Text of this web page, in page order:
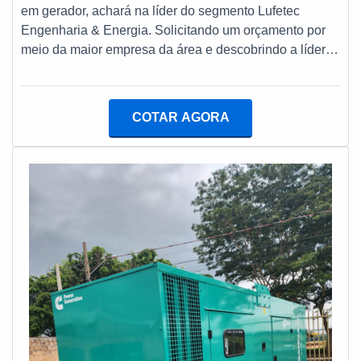
empresa.Isso tudo é a razão pela qual a Lufetec
Engenharia & Energia é uma empresa que preza pela
segurança quando se fala do segmento de manutenção
foco é oferecer tudo que há de mais atual para garantir
a qualidade final para cada cliente.A MELHOR
EMPRESA NO SEGMENTOApenas na Lufetec
para quem deseja achar o que precisa para
manutenção e instalação de grupos geradores e
subestações. São diversas opções de itens oferecidos,
como tanque combustível em aço carbono e instalação
gerador de energia com ótima qualidade e
precisão.Com a organização é possível tirar as suas
dúvidas sobre os serviços do ramo, além de contar com
os melhores profissionais e instalações. Assim,
conquistando a confiança e a satisfação dos clientes,
que são os maiores objetivos da marca.A Lufetec
em gerador, achará na líder do segmento Lufetec
Engenharia & Energia. Solicitando um orçamento por
meio da maior empresa da área e descobrindo a líder
manutenção preventiva em gerador, com a Lufetec
energia.MAIS SOBRE SERVIÇO DE MANUTENÇÃO
PREVENTIVA EM GERADORA Lufetec Engenharia &
Energia objetiva sua energia em oferecer aos clientes
uma estrutura com escritório de alta qualidade onde
são realizadas as atividades e amplo catálogo de
produtos e serviços disponíveis, tudo para se certificar
que se tenha serviço de manutenção preventiva em
gerador com proteção.Há muitas maneiras eficientes de
uma empresa demonstrar competência, excelência e
destaque em sua área de atuação. A Lufetec
Engenharia & Energia se mostra referência por ter:
COTAR AGORA